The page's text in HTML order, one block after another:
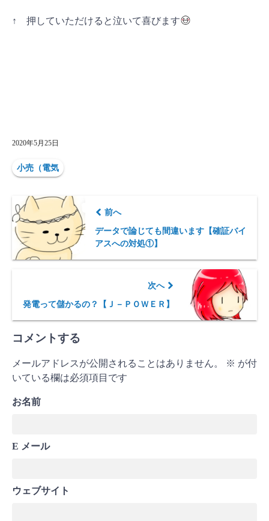
↑ 押していただけると泣いて喜びます
2020年5月25日
小売（電気
前へ
データで論じても間違います【確証バイ
アスへの対処①】
次へ
発電って儲かるの？【Ｊ－ＰＯＷＥＲ】
コメントする
メールアドレスが公開されることはありません。 ※ が付
いている欄は必須項目です
お名前
E メール
ウェブサイト